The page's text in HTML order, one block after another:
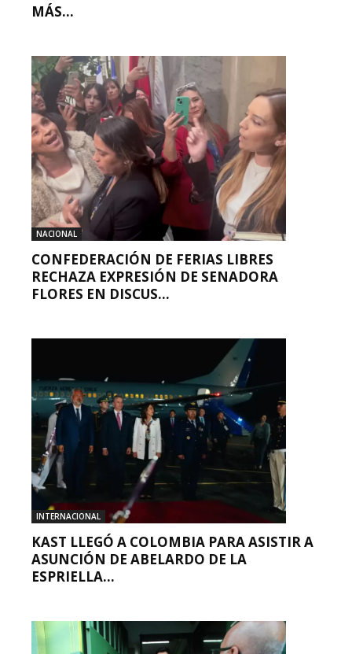
MÁS...
NACIONAL
CONFEDERACIÓN DE FERIAS LIBRES
RECHAZA EXPRESIÓN DE SENADORA
FLORES EN DISCUS...
INTERNACIONAL
KAST LLEGÓ A COLOMBIA PARA ASISTIR A
ASUNCIÓN DE ABELARDO DE LA
ESPRIELLA...